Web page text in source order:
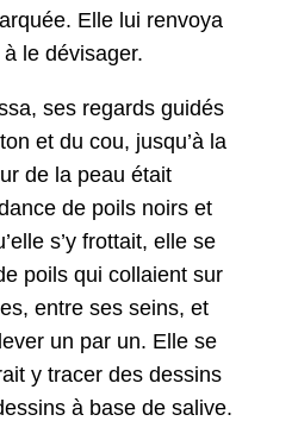
Elle lui ren­voya
le dévisager.
ses regards guidés
et du cou, jusqu’à la
de la peau était
de poils noirs et
s’y frot­tait, elle se
poils qui col­laient sur
entre ses seins, et
un par un. Elle se
y trac­er des dessins
à base de salive.